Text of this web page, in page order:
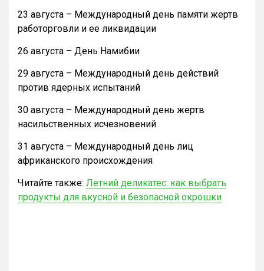
23 августа – Международный день памяти жертв
работорговли и ее ликвидации
26 августа – День Намибии
29 августа – Международный день действий
против ядерных испытаний
30 августа – Международный день жертв
насильственных исчезновений
31 августа – Международный день лиц
африканского происхождения
Читайте также: Летний деликатес: как выбрать
продукты для вкусной и безопасной окрошки